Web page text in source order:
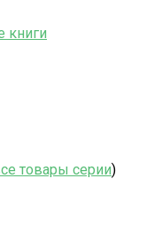
книги
товары серии)